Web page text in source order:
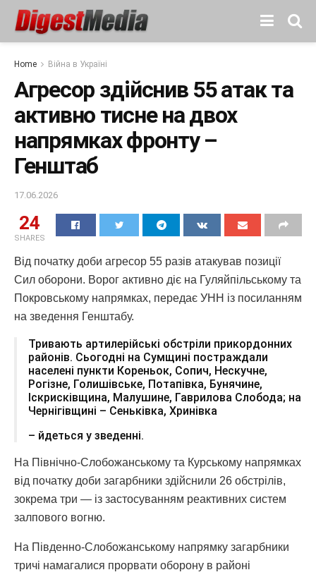
Home Війна в Україні
Агресор здійснив 55 атак та
активно тисне на двох
напрямках фронту –
Генштаб
17.06.2026
24
SHARES
Від початку доби агресор 55 разів атакував позиції
Сил оборони. Ворог активно діє на Гуляйпільському та
Покровському напрямках, передає УНН із посиланням
на зведення Генштабу.
Тривають артилерійські обстріли прикордонних
районів. Сьогодні на Сумщині постраждали
населені пункти Кореньок, Сопич, Нескучне,
Рогізне, Голишівське, Потапівка, Бунячине,
Іскрисківщина, Малушине, Гаврилова Слобода; на
Чернігівщині – Сеньківка, Хринівка
– йдеться у зведенні.
На Північно-Слобожанському та Курському напрямках
від початку доби загарбники здійснили 26 обстрілів,
зокрема три — із застосуванням реактивних систем
залпового вогню.
На Південно-Слобожанському напрямку загарбники
тричі намагалися прорвати оборону в районі